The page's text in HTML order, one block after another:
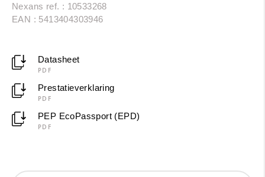
Nexans ref. : 10533268
EAN : 5413404303946
Datasheet
PDF
Prestatieverklaring
PDF
PEP EcoPassport (EPD)
PDF